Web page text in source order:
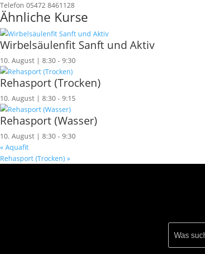
Telefon 05472 8461128
Ähnliche Kurse
Wirbelsäulenfit Sanft und Aktiv
10. August | 8:30 - 9:30
Rehasport (Trocken)
10. August | 8:30 - 9:15
Rehasport (Wasser)
10. August | 8:30 - 9:30
« Aquafit
Rehasport (Trocken) »